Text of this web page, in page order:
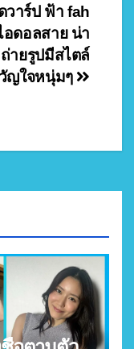
วาร์ป ฟ้า fah
อดอลสาย น่า
ายรูปมีสไตล์
ญใจหนุ่มๆ